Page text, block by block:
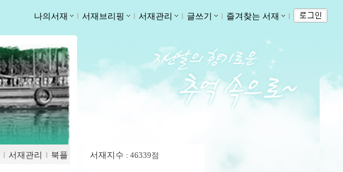
나의서재 ｌ 서재브리핑 ｌ 서재관리 ｌ 글쓰기 ｌ 즐겨찾는 서재 ｌ
ｌ 서재관리 ｌ 북플 서재지수 : 46339점